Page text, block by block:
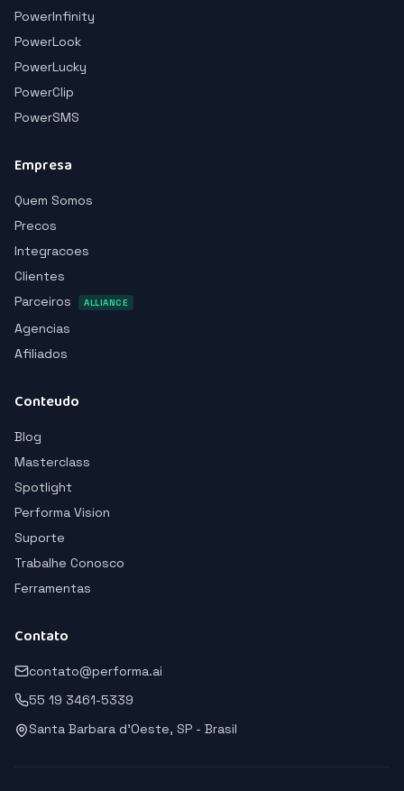
PowerInfinity
PowerLook
PowerLucky
PowerClip
PowerSMS
Empresa
Quem Somos
Precos
Integracoes
Clientes
Parceiros
ALLIANCE
Agencias
Afiliados
Conteudo
Blog
Masterclass
Spotlight
Performa Vision
Suporte
Trabalhe Conosco
Ferramentas
Contato
contato@performa.ai
55 19 3461-5339
Santa Barbara d'Oeste, SP - Brasil